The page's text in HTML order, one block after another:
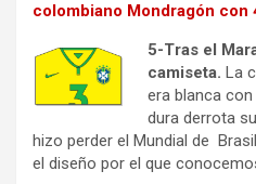
colombiano Mondragón con
5-Tras el
camiseta. La
era blanca
dura derrota
hizo perder el Mundial de
el diseño por el que